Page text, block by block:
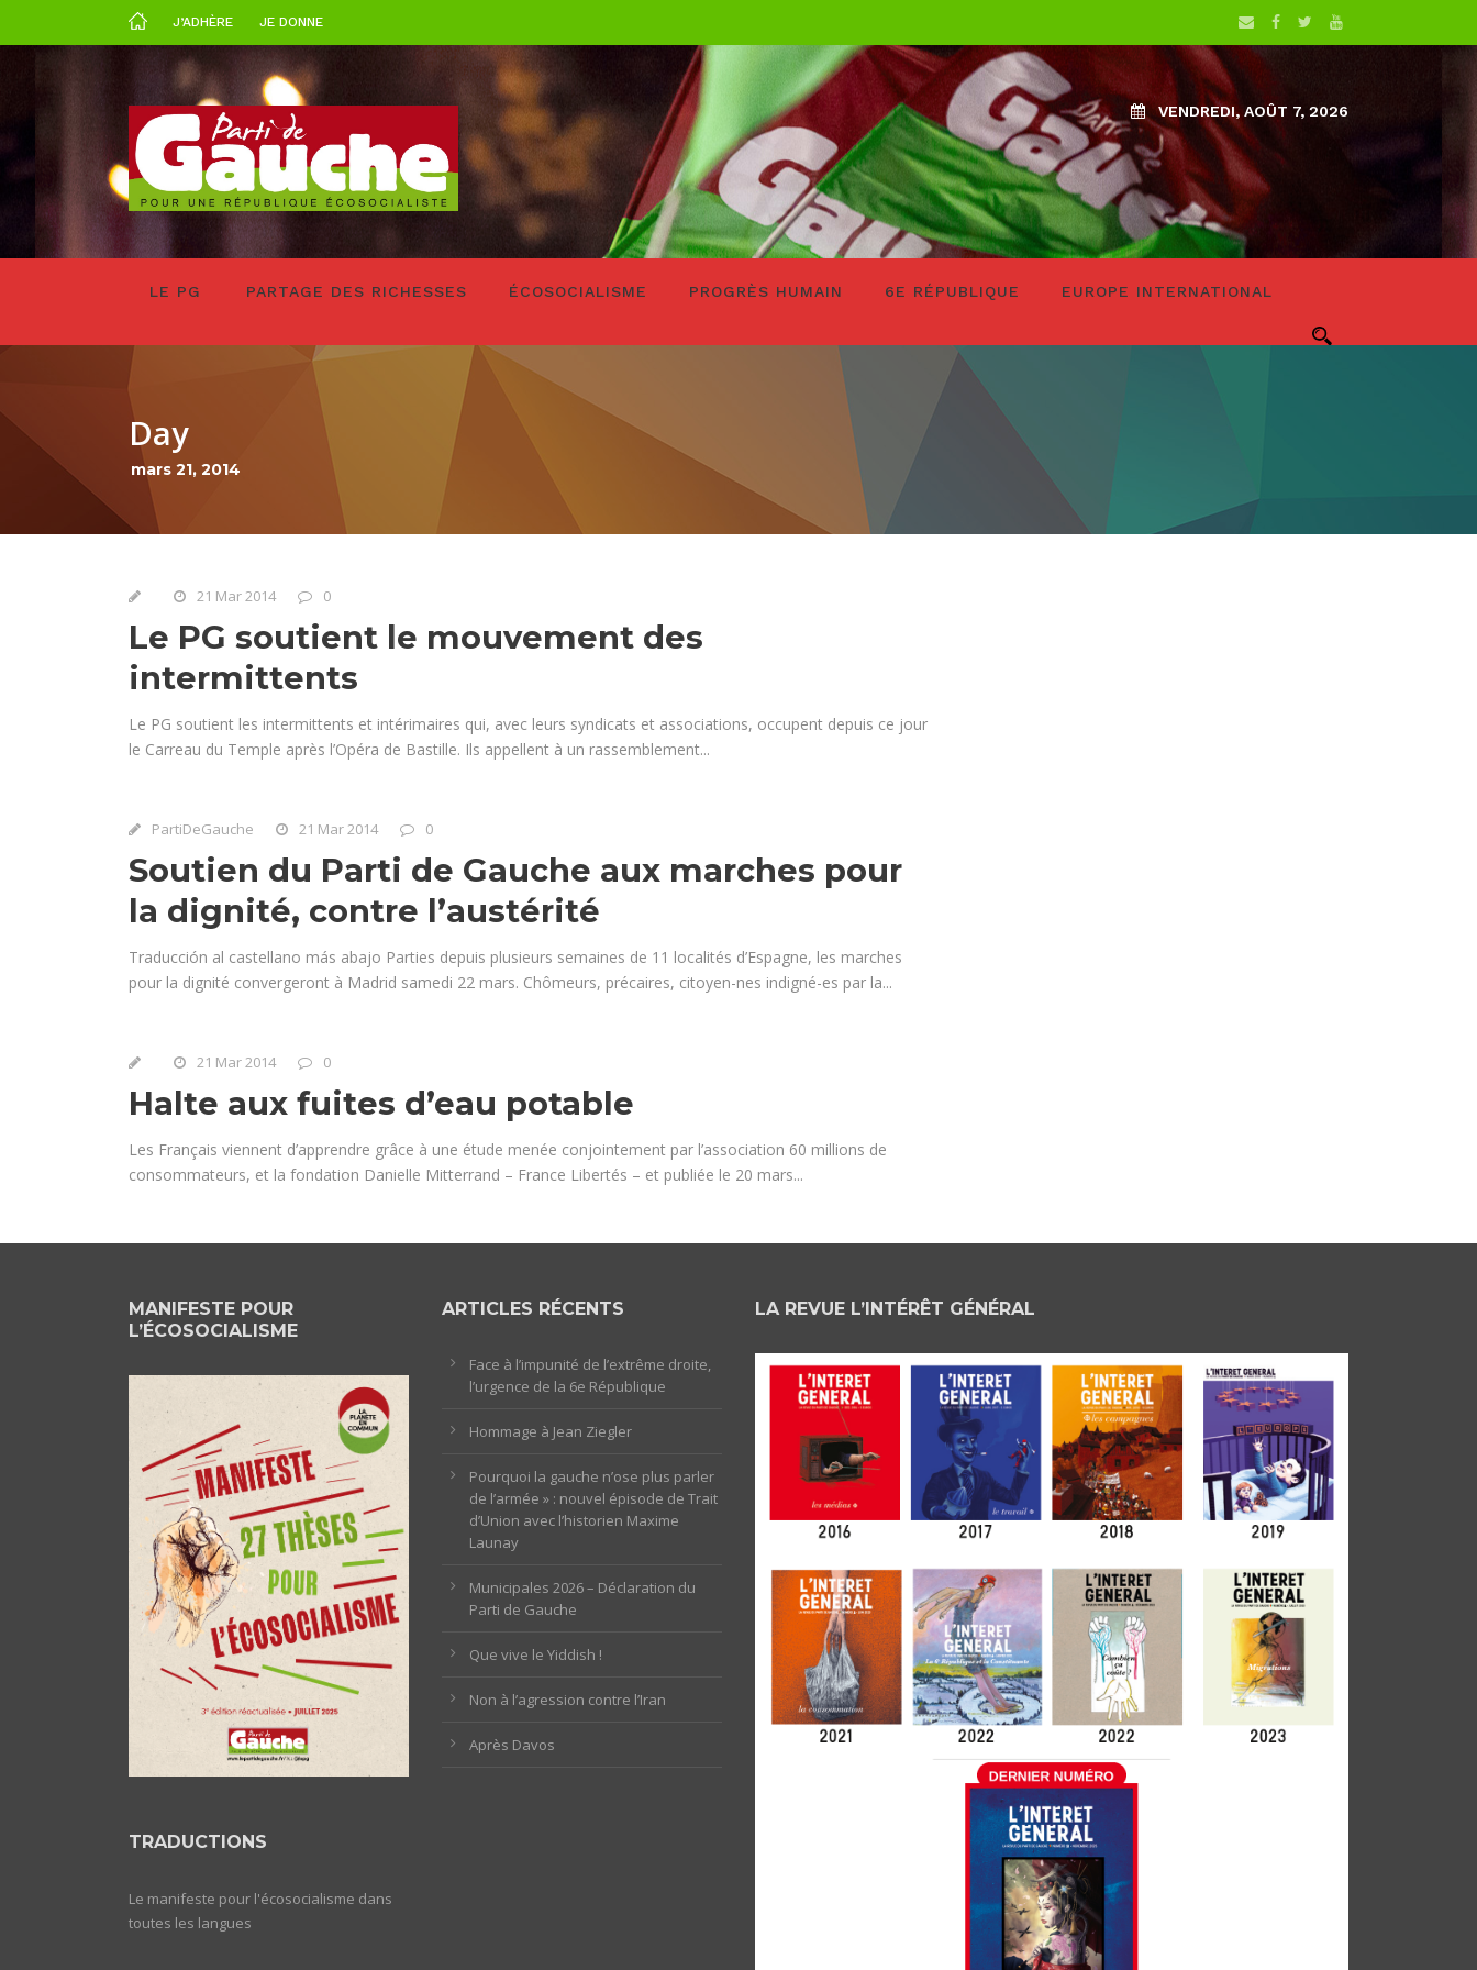
J’ADHÈRE JE DONNE
VENDREDI, AOÛT 7, 2026
LE PG PARTAGE DES RICHESSES ÉCOSOCIALISME PROGRÈS HUMAIN 6E RÉPUBLIQUE EUROPE INTERNATIONAL
Day
mars 21, 2014
21 Mar 2014 0
Le PG soutient le mouvement des
intermittents
Le PG soutient les intermittents et intérimaires qui, avec leurs syndicats et associations, occupent depuis ce jour
le Carreau du Temple après l’Opéra de Bastille. Ils appellent à un rassemblement...
PartiDeGauche 21 Mar 2014 0
Soutien du Parti de Gauche aux marches pour
la dignité, contre l’austérité
Traducción al castellano más abajo Parties depuis plusieurs semaines de 11 localités d’Espagne, les marches
pour la dignité convergeront à Madrid samedi 22 mars. Chômeurs, précaires, citoyen-nes indigné-es par la...
21 Mar 2014 0
Halte aux fuites d’eau potable
Les Français viennent d’apprendre grâce à une étude menée conjointement par l’association 60 millions de
consommateurs, et la fondation Danielle Mitterrand – France Libertés – et publiée le 20 mars...
MANIFESTE POUR
L’ÉCOSOCIALISME
TRADUCTIONS
Le manifeste pour l'écosocialisme dans
toutes les langues
ARTICLES RÉCENTS
Face à l’impunité de l’extrême droite,
l’urgence de la 6e République
Hommage à Jean Ziegler
Pourquoi la gauche n’ose plus parler
de l’armée » : nouvel épisode de Trait
d’Union avec l’historien Maxime
Launay
Municipales 2026 – Déclaration du
Parti de Gauche
Que vive le Yiddish !
Non à l’agression contre l’Iran
Après Davos
LA REVUE L’INTÉRÊT GÉNÉRAL